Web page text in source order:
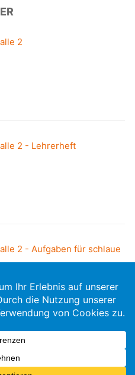
2
2 - Lehrerheft
2 - Aufgaben für schlaue